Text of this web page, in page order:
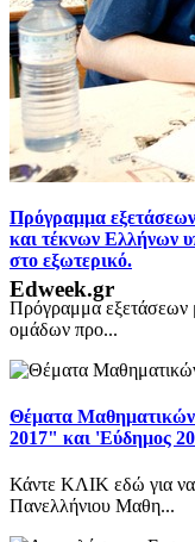
Πρόγραμμα
και τέκνων Ελλήνων
στο εξωτερικό.
Πρόγραμμα εξετάσεων
ομάδων προ...
Θέματα
2017" και 'Εύδημος
Κάντε ΚΛΙΚ εδώ για να
Πανελλήνιου Μαθη...
Edweek.gr